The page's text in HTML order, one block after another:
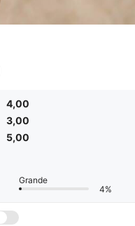
4,00
3,00
5,00
Grande
4%